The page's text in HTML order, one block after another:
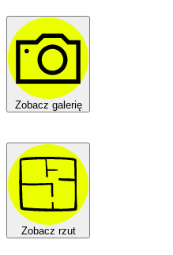
Zobacz galerię
Zobacz rzut